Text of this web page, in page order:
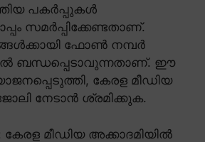
പകർപ്പുകൾ
സമർപ്പിക്കേണ്ടതാണ്.
ഫോൺ നമ്പർ
ൽ ബന്ധപ്പെടാവുന്നതാണ്. ഈ
കേരള മീഡിയ
നേടാൻ ശ്രമിക്കുക.
കേരള മീഡിയ അക്കാദമിയിൽ